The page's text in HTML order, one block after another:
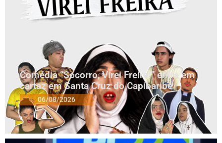
Comédia “Socorro, Virei Freira!” entra em
cartaz em Santa Cruz do Capibaribe
06/08/2026